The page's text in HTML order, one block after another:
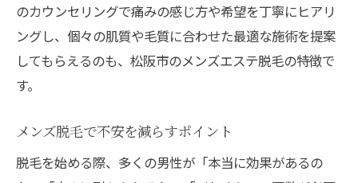
のカウンセリングで痛みの感じ方や希望を丁寧にヒアリ
ングし、個々の肌質や毛質に合わせた最適な施術を提案
してもらえるのも、松阪市のメンズエステ脱毛の特徴で
す。
メンズ脱毛で不安を減らすポイント
脱毛を始める際、多くの男性が「本当に効果があるの